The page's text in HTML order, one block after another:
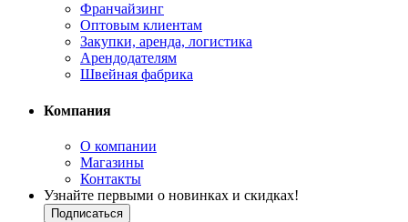
Франчайзинг
Оптовым клиентам
Закупки, аренда, логистика
Арендодателям
Швейная фабрика
Компания
О компании
Магазины
Контакты
Узнайте первыми о новинках и скидках!
Подписаться